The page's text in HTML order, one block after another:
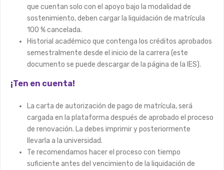
que cuentan solo con el apoyo bajo la modalidad de
sostenimiento, deben cargar la liquidación de matrícula
100 % cancelada.
Historial académico que contenga los créditos aprobados
semestralmente desde el inicio de la carrera (este
documento se puede descargar de la página de la IES).
¡Ten en cuenta!
La carta de autorización de pago de matrícula, será
cargada en la plataforma después de aprobado el proceso
de renovación. La debes imprimir y posteriormente
llevarla a la universidad.
Te recomendamos hacer el proceso con tiempo
suficiente antes del vencimiento de la liquidación de